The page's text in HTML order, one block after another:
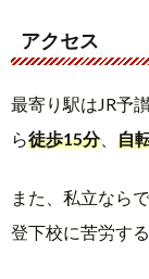
アクセス
最寄り駅はJR予
ら徒歩15分、 自
また、私立なら
登下校に苦労す